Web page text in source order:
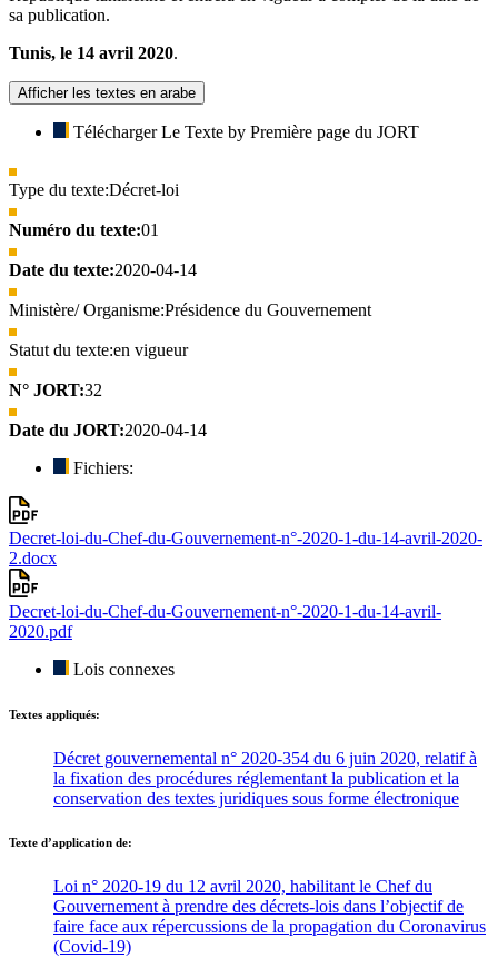
sa publication.
Tunis, le 14 avril 2020.
Afficher les textes en arabe
Télécharger Le Texte by Première page du JORT
Type du texte:Décret-loi
Numéro du texte:01
Date du texte:2020-04-14
Ministère/ Organisme:Présidence du Gouvernement
Statut du texte:en vigueur
N° JORT:32
Date du JORT:2020-04-14
Fichiers:
Decret-loi-du-Chef-du-Gouvernement-n°-2020-1-du-14-avril-2020-
2.docx
Decret-loi-du-Chef-du-Gouvernement-n°-2020-1-du-14-avril-
2020.pdf
Lois connexes
Textes appliqués:
Décret gouvernemental n° 2020-354 du 6 juin 2020, relatif à
la fixation des procédures réglementant la publication et la
conservation des textes juridiques sous forme électronique
Texte d’application de:
Loi n° 2020-19 du 12 avril 2020, habilitant le Chef du
Gouvernement à prendre des décrets-lois dans l’objectif de
faire face aux répercussions de la propagation du Coronavirus
(Covid-19)